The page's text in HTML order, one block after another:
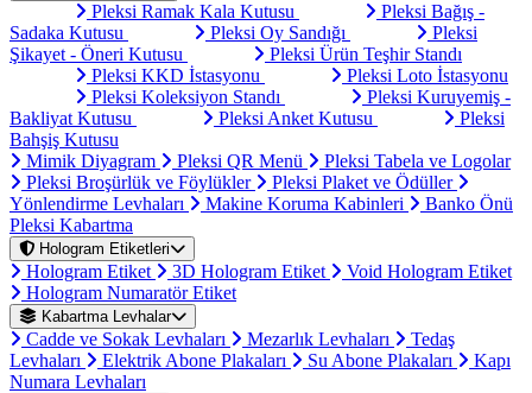
Pleksi Ramak Kala Kutusu
Pleksi Bağış -
Sadaka Kutusu
Pleksi Oy Sandığı
Pleksi
Şikayet - Öneri Kutusu
Pleksi Ürün Teşhir Standı
Pleksi KKD İstasyonu
Pleksi Loto İstasyonu
Pleksi Koleksiyon Standı
Pleksi Kuruyemiş -
Bakliyat Kutusu
Pleksi Anket Kutusu
Pleksi
Bahşiş Kutusu
Mimik Diyagram
Pleksi QR Menü
Pleksi Tabela ve Logolar
Pleksi Broşürlük ve Föylükler
Pleksi Plaket ve Ödüller
Yönlendirme Levhaları
Makine Koruma Kabinleri
Banko Önü
Pleksi Kabartma
Hologram Etiketleri
Hologram Etiket 3D Hologram Etiket
Void Hologram Etiket
Hologram Numaratör Etiket
Kabartma Levhalar
Cadde ve Sokak Levhaları Mezarlık Levhaları
Tedaş
Levhaları
Elektrik Abone Plakaları Su Abone Plakaları
Kapı
Numara Levhaları